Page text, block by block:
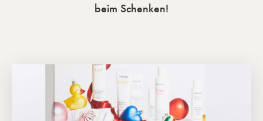
beim Schenken!